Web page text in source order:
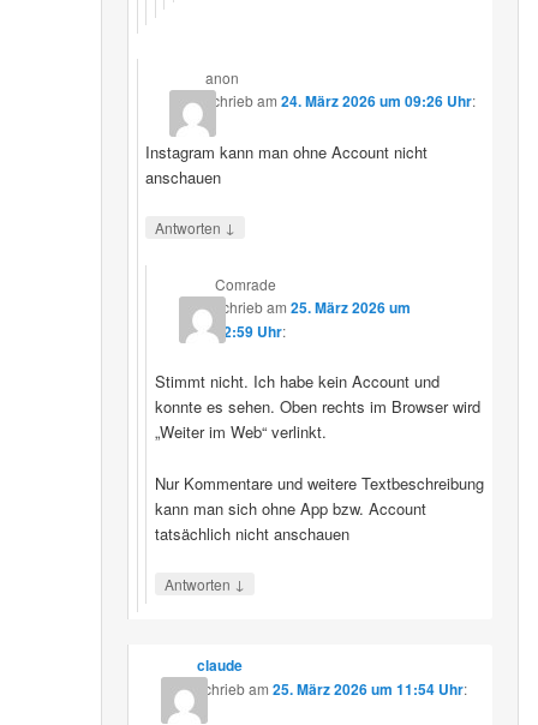
anon
schriebam24. März 2026 um 09:26 Uhr:
Instagram kann man ohne Account nicht
anschauen
Antworten ↓
Comrade
schriebam 25. März 2026 um
12:59 Uhr:
Stimmt nicht. Ich habe kein Account und
konnte es sehen. Oben rechts im Browser wird
„Weiter im Web“ verlinkt.
Nur Kommentare und weitere Textbeschreibung
kann man sich ohne App bzw. Account
tatsächlich nicht anschauen
Antworten ↓
claude
schriebam 25. März 2026 um 11:54 Uhr: